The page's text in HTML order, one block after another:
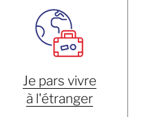
Je pars vivre
à l'étranger